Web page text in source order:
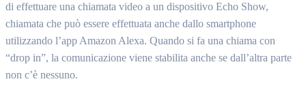
di effettuare una chiamata video a un dispositivo Echo Show,
chiamata che può essere effettuata anche dallo smartphone
utilizzando l’app Amazon Alexa. Quando si fa una chiama con
“drop in”, la comunicazione viene stabilita anche se dall’altra parte
non c’è nessuno.